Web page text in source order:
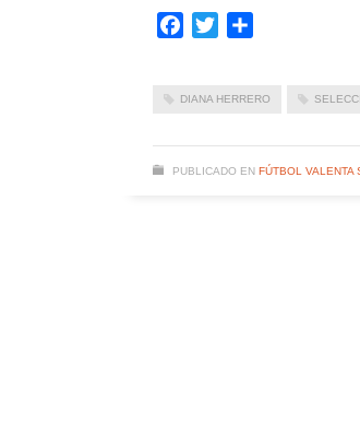
Facebook
Twitter
DIANA HERRERO
PUBLICADO EN FÚTBOL VALENTA